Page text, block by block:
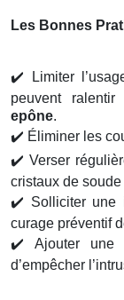
Les Bonnes
✔️ Limiter
peuvent
epône.
✔️ Éliminer les
✔️ Verser
cristaux de
✔️ Solliciter une
curage préventif
✔️ Ajouter une
d’empêcher